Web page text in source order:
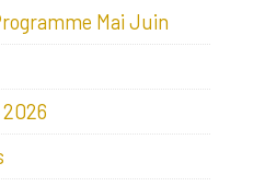
Mai Juin